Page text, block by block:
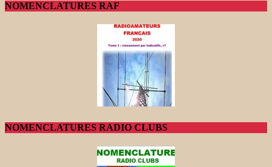
NOMENCLATURES RAF
NOMENCLATURES RADIO CLUBS